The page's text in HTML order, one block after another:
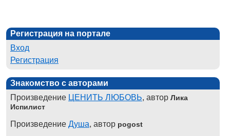
Регистрация на портале
Вход
Регистрация
Знакомство с авторами
Произведение ЦЕНИТЬ ЛЮБОВЬ, автор Лика
Испилист
Произведение Душа, автор pogost